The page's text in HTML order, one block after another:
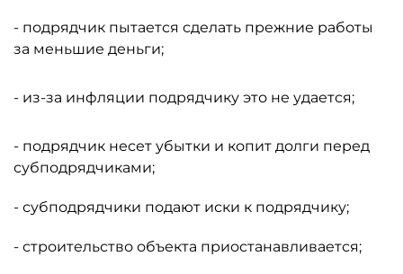
- подрядчик пытается сделать прежние работы
за меньшие деньги;
- из-за инфляции подрядчику это не удается;
- подрядчик несет убытки и копит долги перед
субподрядчиками;
- субподрядчики подают иски к подрядчику;
- строительство объекта приостанавливается;